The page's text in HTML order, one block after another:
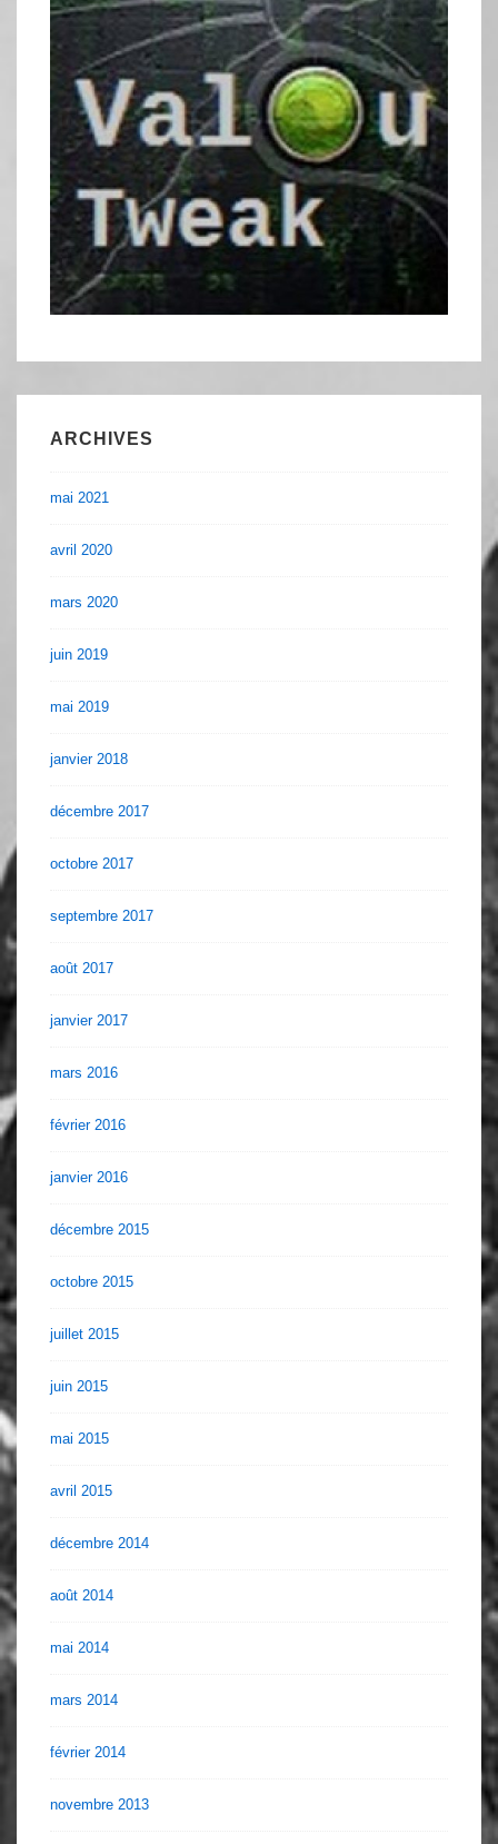
ARCHIVES
mai 2021
avril 2020
mars 2020
juin 2019
mai 2019
janvier 2018
décembre 2017
octobre 2017
septembre 2017
août 2017
janvier 2017
mars 2016
février 2016
janvier 2016
décembre 2015
octobre 2015
juillet 2015
juin 2015
mai 2015
avril 2015
décembre 2014
août 2014
mai 2014
mars 2014
février 2014
novembre 2013